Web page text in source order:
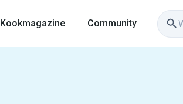
Kookmagazine Community